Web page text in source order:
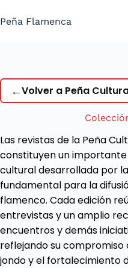
al
Peña Flamenca
←Volver a Peña
Las revistas de la Peña
constituyen un
cultural desarrollada por
fundamental para la
flamenco. Cada edición
entrevistas y un amplio
encuentros y demás
reflejando su
jondo y el fortalecimiento